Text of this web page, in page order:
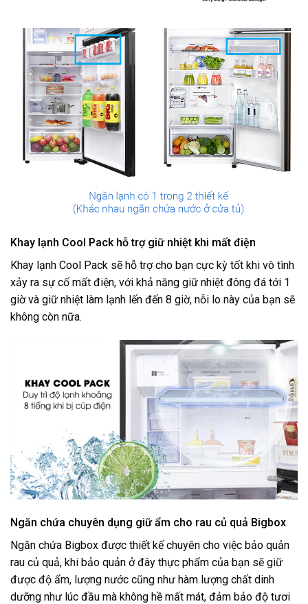
Khay lạnh Cool Pack hỗ trợ giữ nhiệt khi mất điện
Khay lạnh Cool Pack sẽ hỗ trợ cho bạn cực kỳ tốt khi vô tình
xảy ra sự cố mất điện, với khả năng giữ nhiệt đông đá tới 1
giờ và giữ nhiệt làm lạnh lến đến 8 giờ, nỗi lo này của bạn sẽ
không còn nữa.
Ngăn chứa chuyên dụng giữ ẩm cho rau củ quả Bigbox
Ngăn chứa Bigbox được thiết kế chuyên cho việc bảo quản
rau củ quả, khi bảo quản ở đây thực phẩm của bạn sẽ giữ
được độ ẩm, lượng nước cũng như hàm lượng chất dinh
dưỡng như lúc đầu mà không hề mất mát, đảm bảo độ tươi